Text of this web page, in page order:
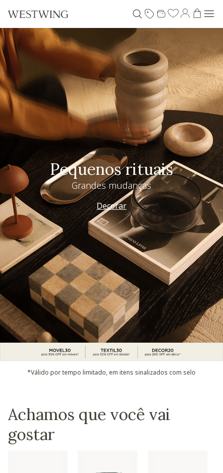
Pequenos rituais
Grandes mudanças
Decorar
*Válido por tempo limitado, em itens sinalizados com selo
Achamos que você vai
gostar